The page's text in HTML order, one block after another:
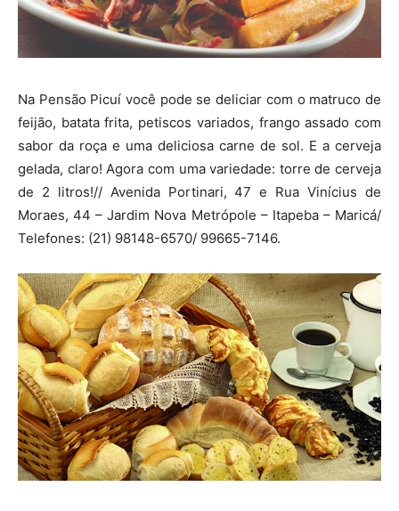
Na Pensão Picuí você pode se deliciar com o matruco de
feijão, batata frita, petiscos variados, frango assado com
sabor da roça e uma deliciosa carne de sol. E a cerveja
gelada, claro! Agora com uma variedade: torre de cerveja
de 2 litros!// Avenida Portinari, 47 e Rua Vinícius de
Moraes, 44 – Jardim Nova Metrópole – Itapeba – Maricá/
Telefones: (21) 98148-6570/ 99665-7146.